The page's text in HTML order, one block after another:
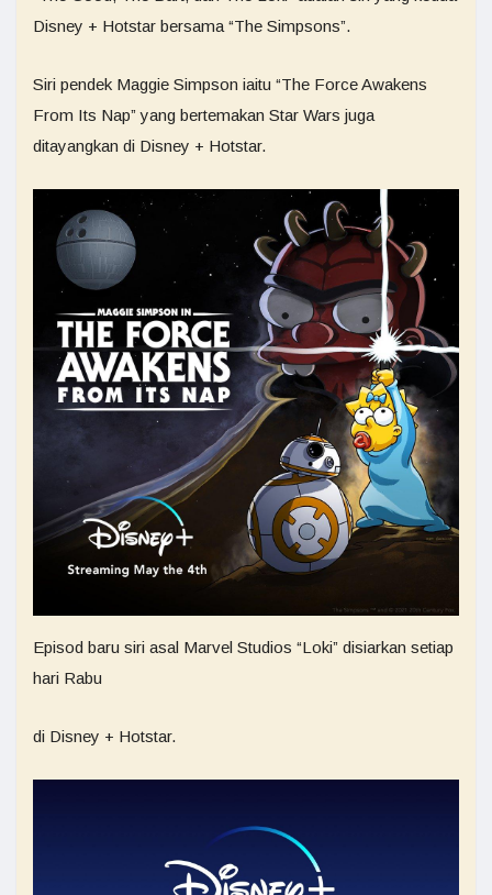
Disney + Hotstar bersama “The Simpsons”.
Siri pendek Maggie Simpson iaitu “The Force Awakens
From Its Nap” yang bertemakan Star Wars juga
ditayangkan di Disney + Hotstar.
Episod baru siri asal Marvel Studios “Loki” disiarkan setiap
hari Rabu
di Disney + Hotstar.